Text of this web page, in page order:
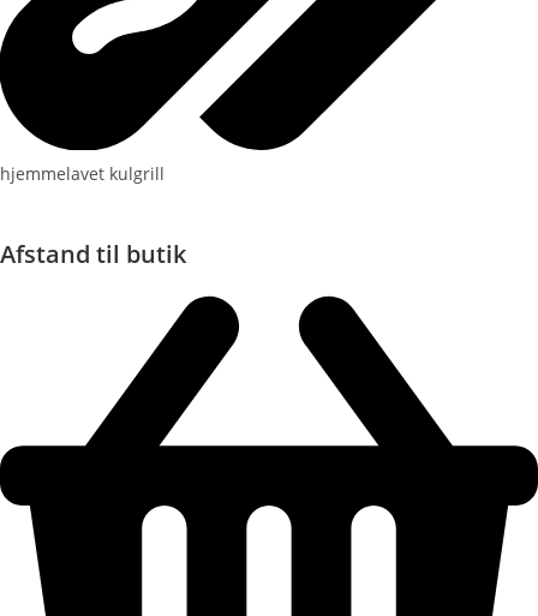
hjemmelavet kulgrill
Afstand til butik